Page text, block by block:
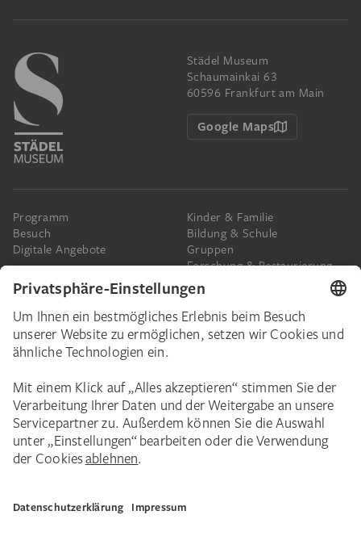
Städel Museum
Schaumainkai 63
60596 Frankfurt am Main
Google Maps
Programm
Besuch
Digitale Angebote
Kinder & Familie
Bildung & Schule
Gruppen
Forschung & Restaurierung
Presse
Das Städel
Spenden
Schenkungen & Nachlass
Corporate Events
Städelverein
Karriere
Städel Stories
Newsletter